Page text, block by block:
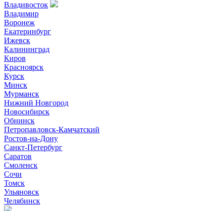
Владивосток
Владимир
Воронеж
Екатеринбург
Ижевск
Калининград
Киров
Красноярск
Курск
Минск
Мурманск
Нижний Новгород
Новосибирск
Обнинск
Петропавловск-Камчатский
Ростов-на-Дону
Санкт-Петербург
Саратов
Смоленск
Сочи
Томск
Ульяновск
Челябинск